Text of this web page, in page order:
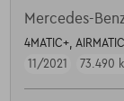
Mercedes-
4MATIC+,
11/2021
73.490